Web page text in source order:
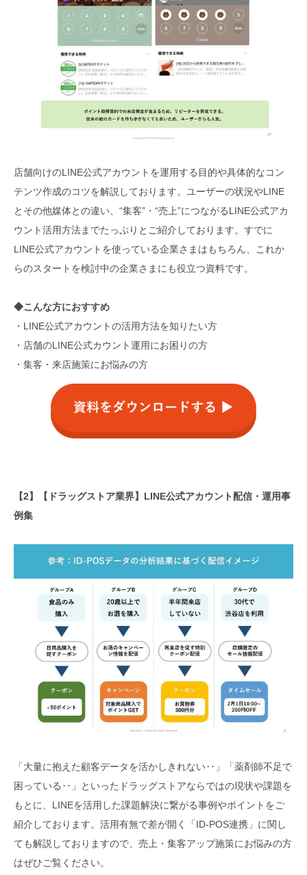
店舗向けのLINE公式アカウントを運用する目的や具体的なコン
テンツ作成のコツを解説しております。ユーザーの状況やLINE
とその他媒体との違い、“集客”・“売上”につながるLINE公式アカ
ウント活用方法までたっぷりとご紹介しております。すでに
LINE公式アカウントを使っている企業さまはもちろん、これか
らのスタートを検討中の企業さまにも役立つ資料です。
◆こんな方におすすめ
・LINE公式アカウントの活用方法を知りたい方
・店舗のLINE公式カウント運用にお困りの方
・集客・来店施策にお悩みの方
【2】【ドラッグストア業界】LINE公式アカウント配信・運用事
例集
「大量に抱えた顧客データを活かしきれない‥」「薬剤師不足で
困っている‥」といったドラッグストアならではの現状や課題を
もとに、LINEを活用した課題解決に繋がる事例やポイントをご
紹介しております。活用有無で差が開く「ID-POS連携」に関し
ても解説しておりますので、売上・集客アップ施策にお悩みの方
はぜひご覧ください。